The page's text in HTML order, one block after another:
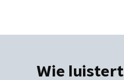
Wie luistert